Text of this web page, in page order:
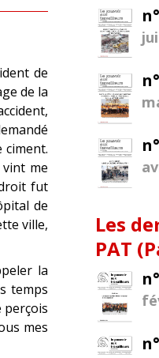
de
de la
ciment.
me
fut
de
ville,
la
temps
perçois
mes
Les
PAT